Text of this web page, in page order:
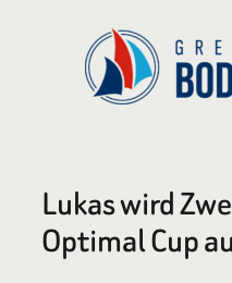
Lukas wird
Optimal Cup